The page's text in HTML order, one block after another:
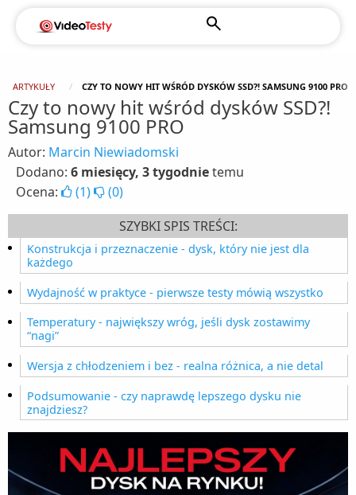
ARTYKUŁY CZY TO NOWY HIT WŚRÓD DYSKÓW SSD?! SAMSUNG 9100 PRO
Czy to nowy hit wśród dysków SSD?!
Samsung 9100 PRO
Autor: Marcin Niewiadomski
Dodano: 6 miesięcy, 3 tygodnietemu
Ocena:
(1) (0)
SZYBKI SPIS TREŚCI:
Konstrukcja i przeznaczenie - dysk, który nie jest dla
każdego
Wydajność w praktyce - pierwsze testy mówią wszystko
Temperatury - największy wróg, jeśli dysk zostawimy
“nagi”
Wersja z chłodzeniem i bez - realna różnica, a nie detal
Podsumowanie - czy naprawdę lepszego dysku nie
znajdziesz?